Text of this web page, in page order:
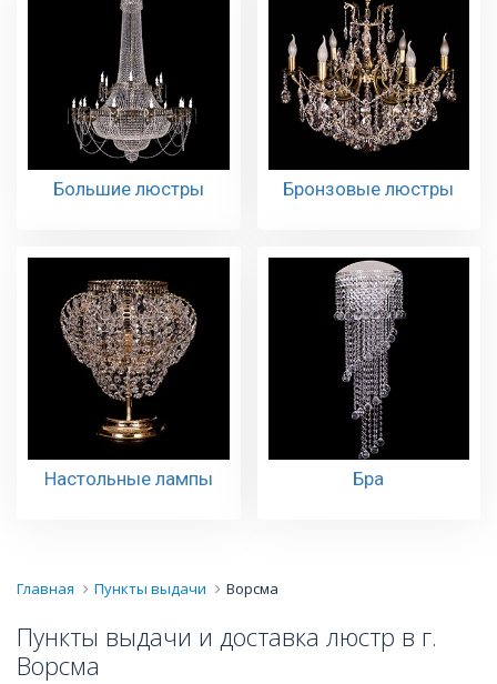
Большие люстры Бронзовые люстры
Настольные лампы Бра
Главная Пункты выдачи Ворсма
Пункты выдачи и доставка люстр в г.
Ворсма